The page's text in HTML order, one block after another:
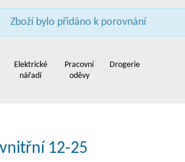
Služby Reference Poradna Obchodní podmínky
Elektrické
nářadí
Pracovní
oděvy
Drogerie
12-25
Zboží bylo přidáno k porovnání